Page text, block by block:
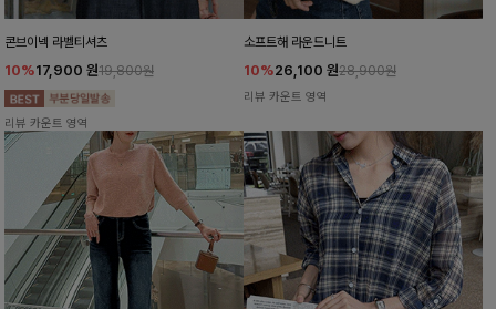
콘브이넥 라벨티셔츠
10%17,900 원19,800원
리뷰 카운트 영역
소프트해 라운드니트
10%26,100 원28,900원
리뷰 카운트 영역